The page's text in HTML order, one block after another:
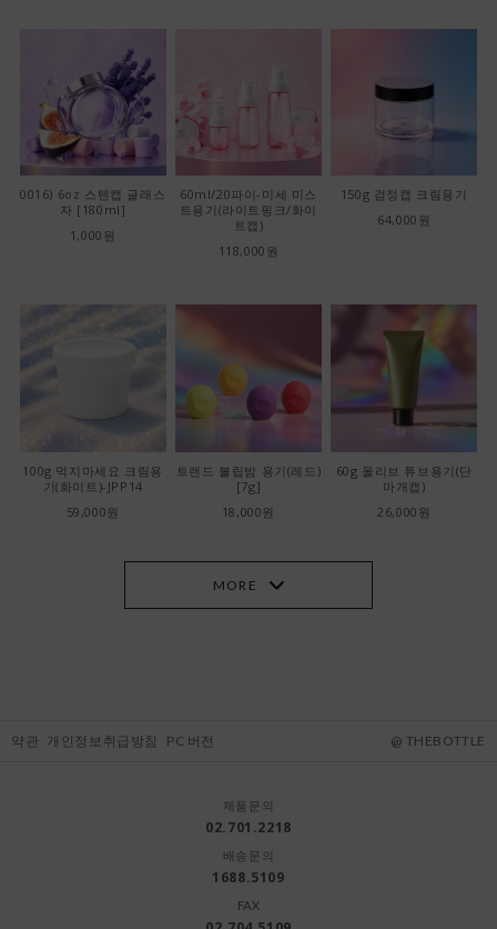
0016) 6oz 스텐캡 글래스
자 [180ml]
1,000원
60ml/20파이-미세 미스
트용기(라이트핑크/화이
트캡)
118,000원
150g 검정캡 크림용기
64,000원
100g 먹지마세요 크림용
기(화이트)-JPP14
59,000원
트랜드 볼립밤 용기(레드)
[7g]
18,000원
60g 올리브 튜브용기(단
마개캡)
26,000원
MORE
약관 개인정보취급방침 PC 버전 @ THEBOTTLE
제품문의
02.701.2218
배송문의
1688.5109
FAX